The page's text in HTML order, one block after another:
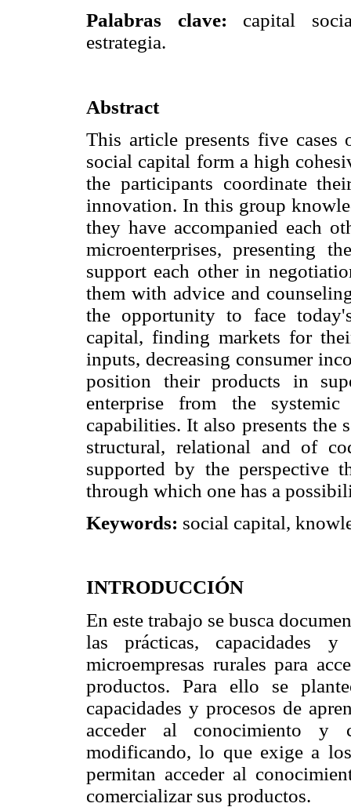
Palabras clave: capital
estrategia.
Abstract
This article presents five cases
social capital form a high
the participants coordinate
innovation. In this group
they have accompanied each
microenterprises, presenting
support each other in
them with advice and
the opportunity to face
capital, finding markets for
inputs, decreasing consumer
position their products in
enterprise from the
capabilities. It also presents the
structural, relational and of
supported by the perspective
through which one has a
Keywords: social capital,
INTRODUCCIÓN
En este trabajo se busca
las prácticas, capacidades
microempresas rurales para
productos. Para ello se
capacidades y procesos de
acceder al conocimiento y
modificando, lo que exige a
permitan acceder al
comercializar sus productos.